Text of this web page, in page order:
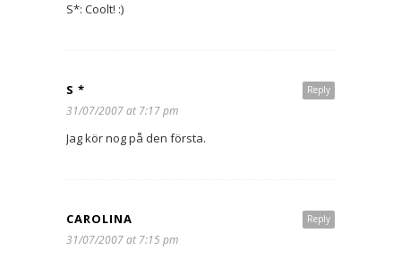
S*: Coolt! :)
Reply
S *
31/07/2007 at 7:17 pm
Jag kör nog på den första.
Reply
CAROLINA
31/07/2007 at 7:15 pm